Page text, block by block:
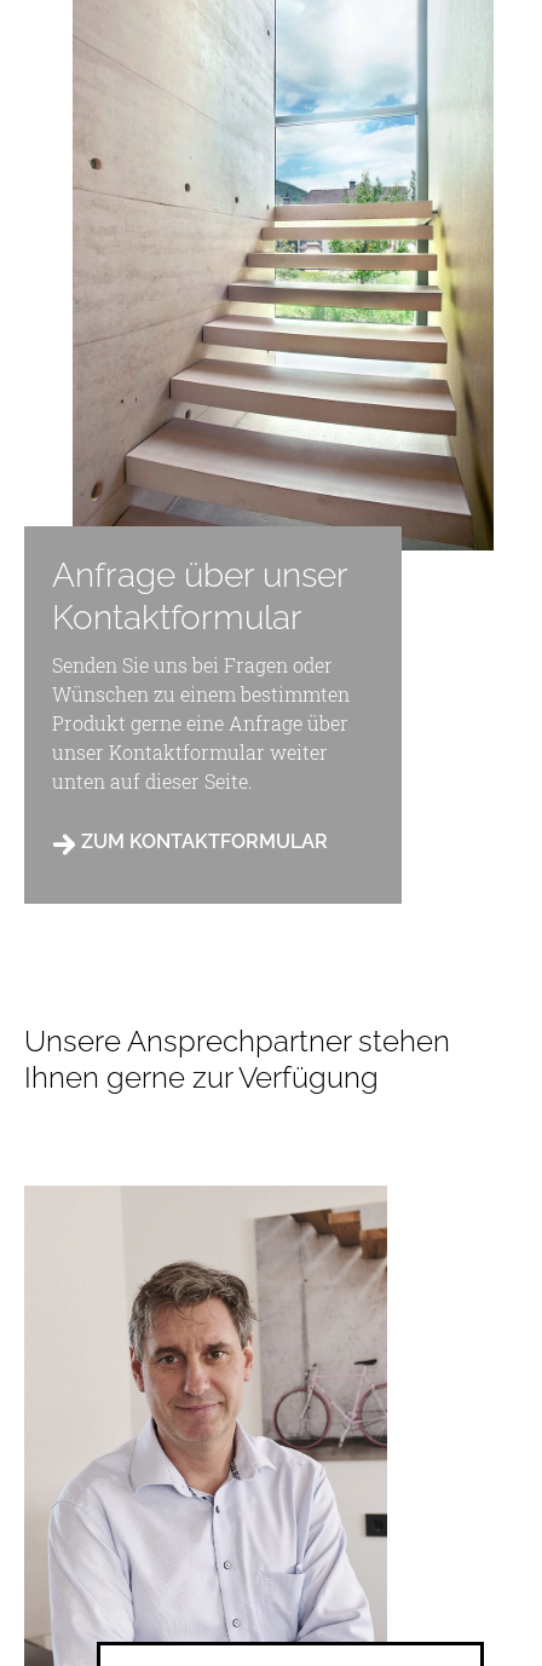
Anfrage über unser
Kontaktformular
Senden Sie uns bei Fragen oder
Wünschen zu einem bestimmten
Produkt gerne eine Anfrage über
unser Kontaktformular weiter
unten auf dieser Seite.
ZUM KONTAKTFORMULAR
Unsere Ansprechpartner stehen
Ihnen gerne zur Verfügung